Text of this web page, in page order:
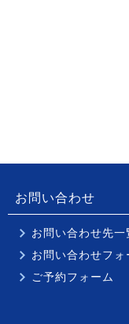
お問い合わせ
お問い合わせ先一
お問い合わせフォ
ご予約フォーム